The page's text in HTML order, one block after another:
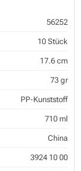
56252
10 Stück
17.6 cm
73 gr
PP-Kunststoff
710 ml
China
3924 10 00